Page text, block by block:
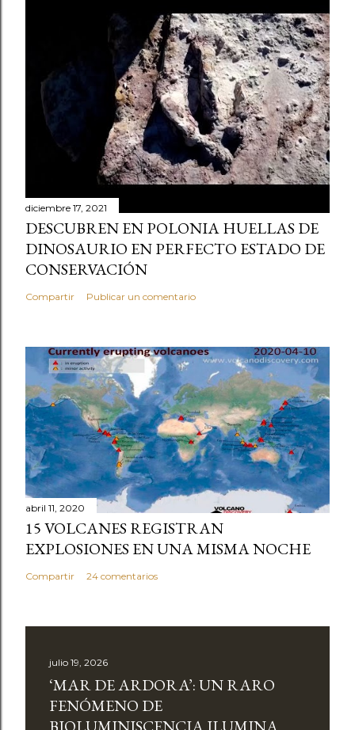
diciembre 17, 2021
DESCUBREN EN POLONIA HUELLAS DE
DINOSAURIO EN PERFECTO ESTADO DE
CONSERVACIÓN
Compartir Publicar un comentario
abril 11, 2020
15 VOLCANES REGISTRAN
EXPLOSIONES EN UNA MISMA NOCHE
Compartir 24 comentarios
julio 19, 2026
‘MAR DE ARDORA’: UN RARO
FENÓMENO DE